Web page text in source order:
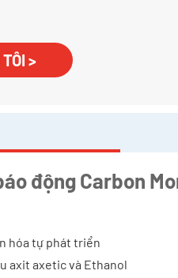
>
động Carbon
hóa tự phát triển
axit axetic và Ethanol